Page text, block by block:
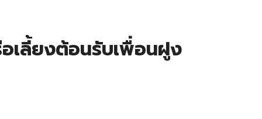
เลี้ยงต้อนรับเพื่อนฝูง